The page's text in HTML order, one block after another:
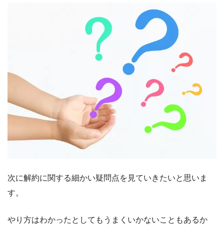
次に解約に関する細かい疑問点を見ていきたいと思いま
す。
やり方はわかったとしてもうまくいかないこともあるか